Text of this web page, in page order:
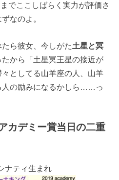
でここしばらく実力が評価さ
なのよ。
ら彼女、今しがた土星と冥
たから「土星冥王星の接近が
としてる山羊座の人、山羊
人の励みになるかしら……っ
カデミー賞当日の二重
ナティ生まれ